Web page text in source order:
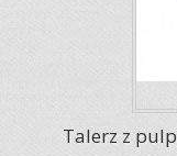
Talerz z